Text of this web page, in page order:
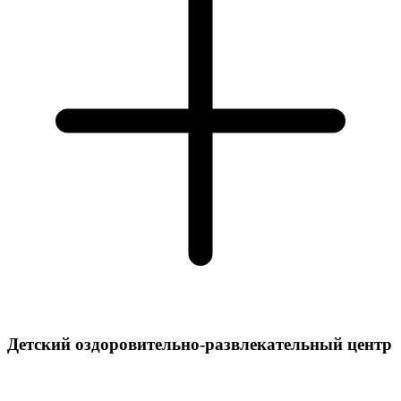
Детский оздоровительно-развлекательный центр